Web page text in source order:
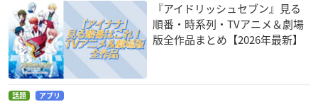
『アイドリッシュセブン』見る
順番・時系列・TVアニメ＆劇場
版全作品まとめ【2026年最新】
話題 アプリ